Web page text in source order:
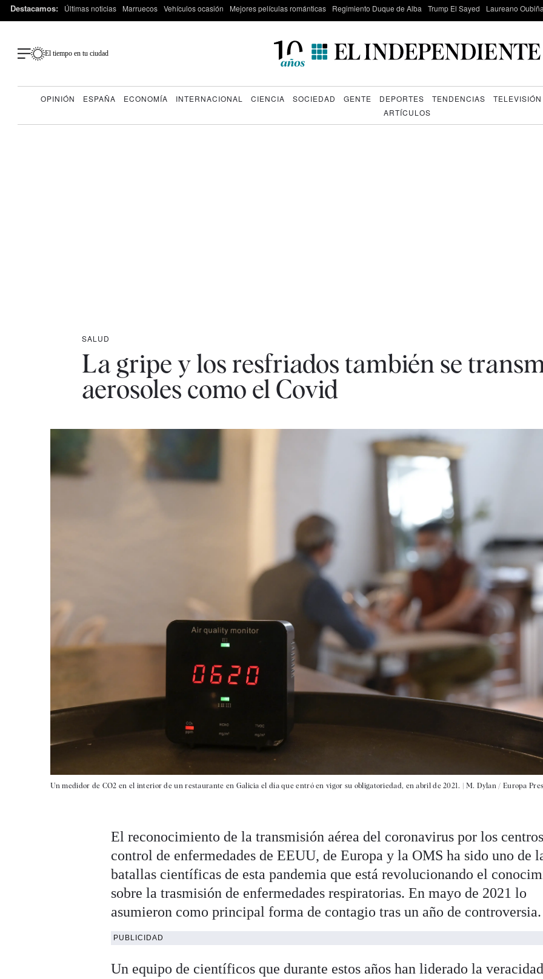
Destacamos: Últimas noticias Marruecos Vehículos ocasión Mejores películas románticas Regimiento Duque de Alba Trump El Sayed Laureano
El tiempo en tu ciudad
OPINIÓN ESPAÑA ECONOMÍA INTERNACIONAL CIENCIA SOCIEDAD GENTE DEPORTES TENDENCIAS
TELEVISIÓN
ARTÍCULOS
SALUD
La gripe y los resfriados también se
aerosoles como el Covid
Un medidor de CO2 en el interior de un restaurante en Galicia el día que entró en vigor su obligatoriedad, en abril de 2021. | M. Dylan / Europa
El reconocimiento de la transmisión aérea del coronavirus por los
control de enfermedades de EEUU, de Europa y la OMS ha sido uno de
batallas científicas de esta pandemia que está revolucionando el
sobre la trasmisión de enfermedades respiratorias. En mayo de 2021 lo
asumieron como principal forma de contagio tras un año de controversia.
PUBLICIDAD
Un equipo de científicos que durante estos años han liderado la